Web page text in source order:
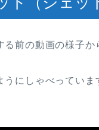
前の動画の様子か
にしゃべっていま